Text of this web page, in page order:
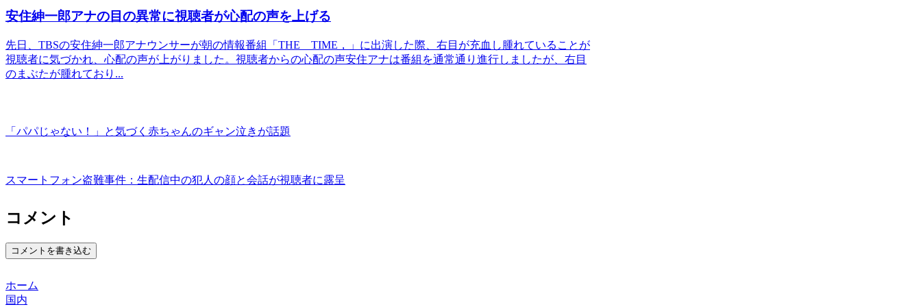
安住紳一郎アナの目の異常に視聴者が心配の声を上げる
先日、TBSの安住紳一郎アナウンサーが朝の情報番組「THE TIME，」に出演した際、右目が充血し腫れていることが
視聴者に気づかれ、心配の声が上がりました。視聴者からの心配の声安住アナは番組を通常通り進行しましたが、右目
のまぶたが腫れており...
「パパじゃない！」と気づく赤ちゃんのギャン泣きが話題
スマートフォン盗難事件：生配信中の犯人の顔と会話が視聴者に露呈
コメント
コメントを書き込む
ホーム
国内